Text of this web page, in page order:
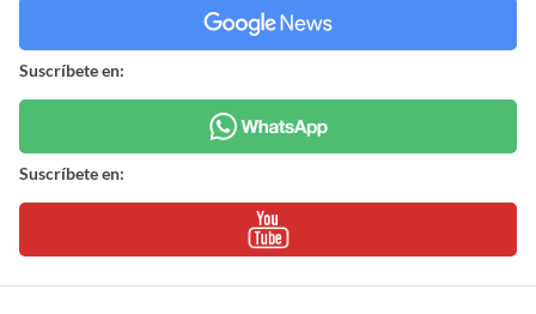
Suscríbete en:
Suscríbete en: